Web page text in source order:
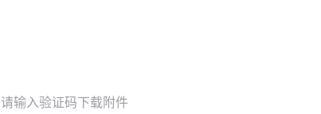
请输入验证码下载附件